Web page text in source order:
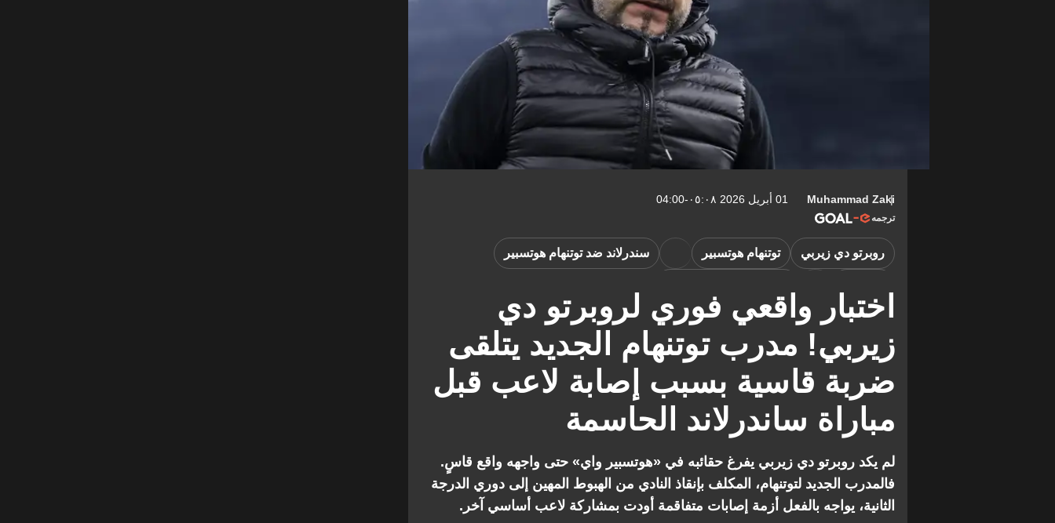
Muhammad Zaki 01 أبريل 2026 ٠٥:٠٨-04:00
ترجمه
اختبار واقعي فوري لروبرتو دي
زيربي! مدرب توتنهام الجديد يتلقى
ضربة قاسية بسبب إصابة لاعب قبل
مباراة ساندرلاند الحاسمة
روبرتو دي زيربي توتنهام هوتسبير سندرلاند ضد توتنهام هوتسبير
لم يكد روبرتو دي زيربي يفرغ حقائبه في «هوتسبير واي» حتى واجهه واقع قاسٍ.
فالمدرب الجديد لتوتنهام، المكلف بإنقاذ النادي من الهبوط المهين إلى دوري الدرجة
الثانية، يواجه بالفعل أزمة إصابات متفاقمة أودت بمشاركة لاعب أساسي آخر.